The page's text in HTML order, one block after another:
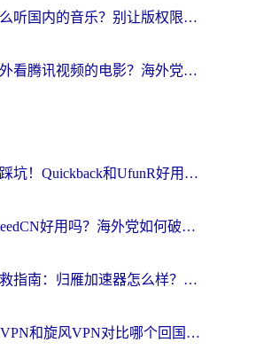
在国外怎么听国内的音乐？别让版权限制断了你的华语歌单
怎么在国外看腾讯视频的电影？海外党亲测有效的回国加速指南
海外党别踩坑！Quickback和UfunR好用吗？选对回国加速器才能无缝刷国内资源
迅游和SpeedCN好用吗？海外党如何破解那道看不见的墙
海外党自救指南：归雁加速器怎么样？教你避开坑实现国内资源无缝访问
ChickCN VPN和旋风VPN对比哪个回国效果更好？海外用户的选择困境与出路